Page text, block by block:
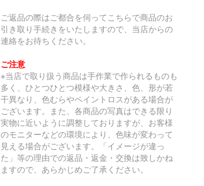
ご返品の際はご都合を伺ってこちらで商品のお
引き取り手続きをいたしますので、当店からの
連絡をお待ちください。
ご注意
※当店で取り扱う商品は手作業で作られるものも
多く、ひとつひとつ模様や大きさ、色、形が若
干異なり、色むらやペイントロスがある場合が
ございます。また、各商品の写真はできる限り
実物に近いように調整しておりますが、お客様
のモニターなどの環境により、色味が変わって
見える場合がございます。「イメージが違っ
た」等の理由での返品・返金・交換は致しかね
ますので、あらかじめご了承ください。